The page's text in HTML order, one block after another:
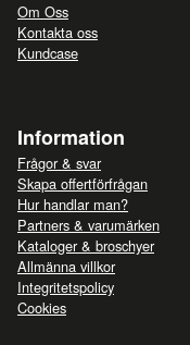
Om Oss
Kontakta oss
Kundcase
Information
Frågor & svar
Skapa offertförfrågan
Hur handlar man?
Partners & varumärken
Kataloger & broschyer
Allmänna villkor
Integritetspolicy
Cookies